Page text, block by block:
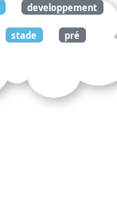
developpement
stade pré